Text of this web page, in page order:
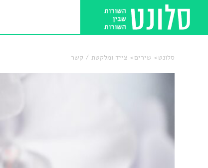
סלונט שירים צייד ומלקטת / קשר